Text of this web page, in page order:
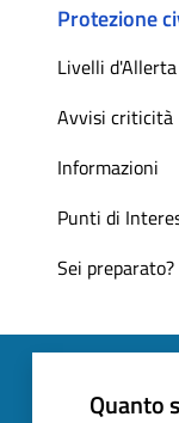
Protezione
Livelli d'Allerta
Avvisi criticità
Informazioni
Punti di
Sei preparato?
Quanto